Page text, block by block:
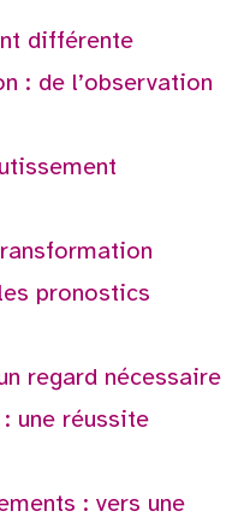
différente
: de l’observation
pronostics
regard nécessaire
une réussite
: vers une